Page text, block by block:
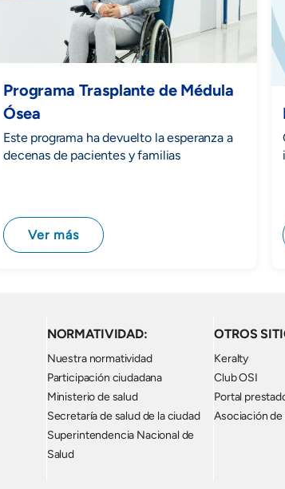
Programa Trasplante de Médula
Ósea
Este programa ha devuelto la esperanza a
decenas de pacientes y familias
Ver más
NORMATIVIDAD:
Nuestra normatividad
Participación ciudadana
Ministerio de salud
Secretaría de salud de la ciudad
Superintendencia Nacional de
Salud
OTROS
Keralty
Club OSI
Portal
Asociación de